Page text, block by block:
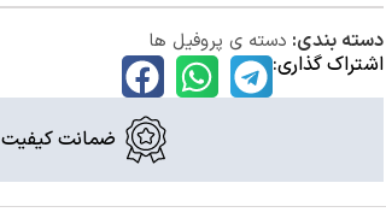
دسته بندی: دسته ی پروفیل ها
اشتراک گذاری:
ضمانت کیفیت